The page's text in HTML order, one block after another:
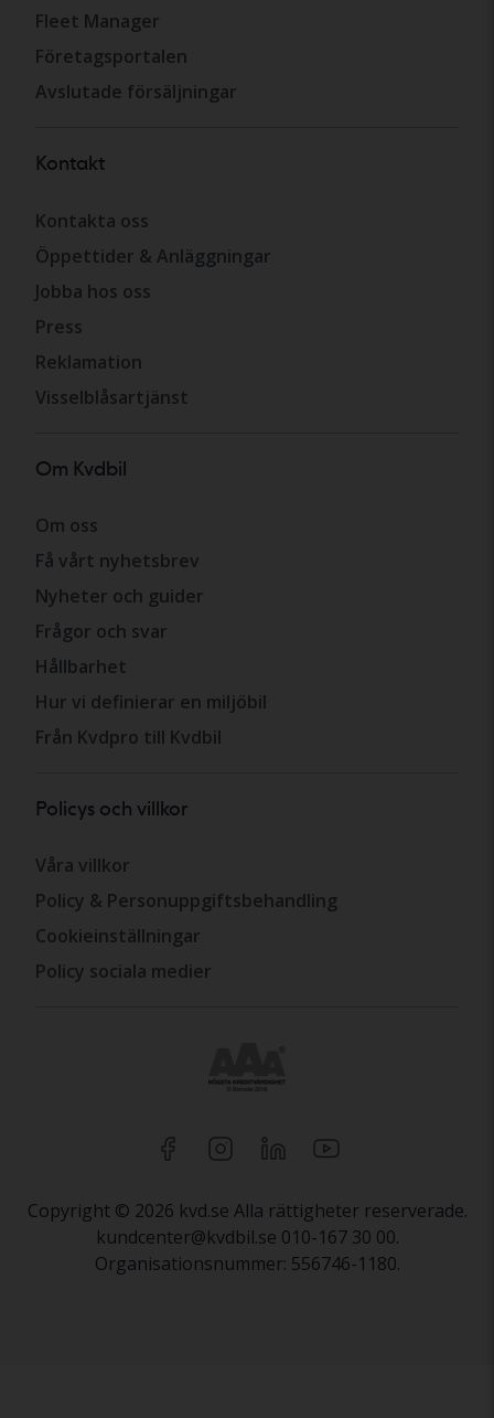
Fleet Manager
Företagsportalen
Avslutade försäljningar
Kontakt
Kontakta oss
Öppettider & Anläggningar
Jobba hos oss
Press
Reklamation
Visselblåsartjänst
Om Kvdbil
Om oss
Få vårt nyhetsbrev
Nyheter och guider
Frågor och svar
Hållbarhet
Hur vi definierar en miljöbil
Från Kvdpro till Kvdbil
Policys och villkor
Våra villkor
Policy & Personuppgiftsbehandling
Cookieinställningar
Policy sociala medier
Copyright © 2026 kvd.se Alla rättigheter reserverade.
kundcenter@kvdbil.se 010-167 30 00.
Organisationsnummer: 556746-1180.